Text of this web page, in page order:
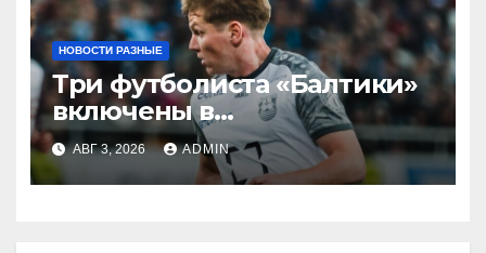
НОВОСТИ РАЗНЫЕ
Три футболиста «Балтики»
включены в
символическую сборную
2‑го тура РПЛ по версии
подписчиков МАТЧ
АВГ 3, 2026 ADMIN